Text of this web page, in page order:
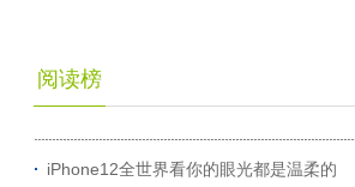
阅读榜
iPhone12全世界看你的眼光都是温柔的